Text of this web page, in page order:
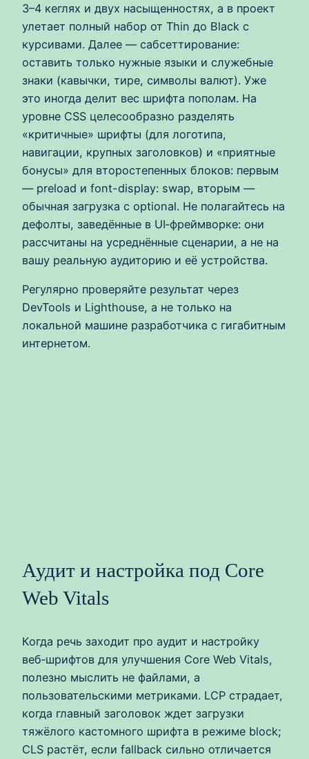
3–4 кеглях и двух насыщенностях, а в проект
улетает полный набор от Thin до Black с
курсивами. Далее — сабсеттирование:
оставить только нужные языки и служебные
знаки (кавычки, тире, символы валют). Уже
это иногда делит вес шрифта пополам. На
уровне CSS целесообразно разделять
«критичные» шрифты (для логотипа,
навигации, крупных заголовков) и «приятные
бонусы» для второстепенных блоков: первым
— preload и font-display: swap, вторым —
обычная загрузка с optional. Не полагайтесь на
дефолты, заведённые в UI‑фреймворке: они
рассчитаны на усреднённые сценарии, а не на
вашу реальную аудиторию и её устройства.
Регулярно проверяйте результат через
DevTools и Lighthouse, а не только на
локальной машине разработчика с гигабитным
интернетом.
Аудит и настройка под Core
Web Vitals
Когда речь заходит про аудит и настройку
веб‑шрифтов для улучшения Core Web Vitals,
полезно мыслить не файлами, а
пользовательскими метриками. LCP страдает,
когда главный заголовок ждет загрузки
тяжёлого кастомного шрифта в режиме block;
CLS растёт, если fallback сильно отличается